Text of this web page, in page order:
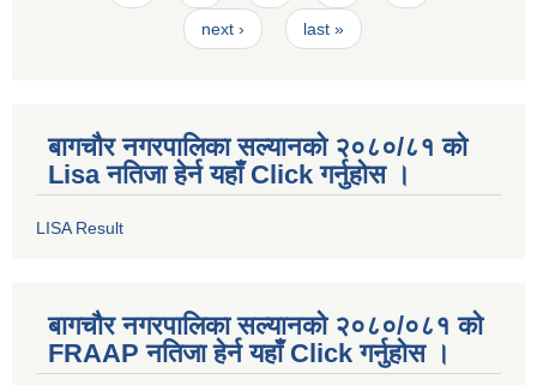
next › last »
बागचौर नगरपालिका सल्यानको २०८०/८१ को
Lisa नतिजा हेर्न यहाँ Click गर्नुहोस ।
LISA Result
बागचौर नगरपालिका सल्यानको २०८०/०८१ को
FRAAP नतिजा हेर्न यहाँ Click गर्नुहोस ।